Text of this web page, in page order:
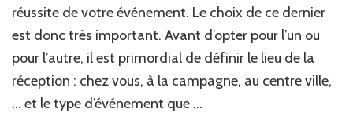
réussite de votre événement. Le choix de ce dernier
est donc très important. Avant d’opter pour l’un ou
pour l’autre, il est primordial de définir le lieu de la
réception : chez vous, à la campagne, au centre ville,
… et le type d’événement que …